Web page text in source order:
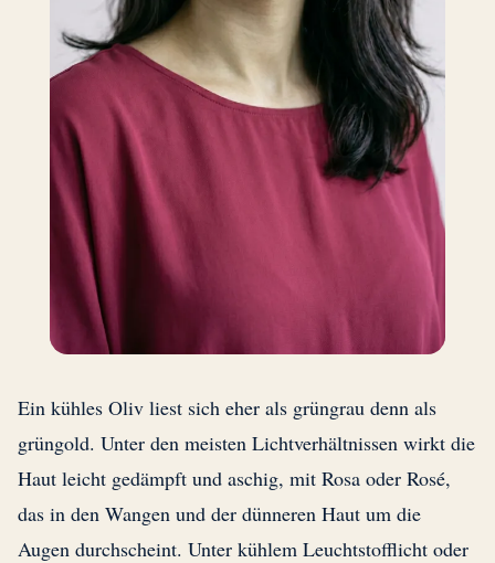
Ein kühles Oliv liest sich eher als grüngrau denn als
grüngold. Unter den meisten Lichtverhältnissen wirkt die
Haut leicht gedämpft und aschig, mit Rosa oder Rosé,
das in den Wangen und der dünneren Haut um die
Augen durchscheint. Unter kühlem Leuchtstofflicht oder